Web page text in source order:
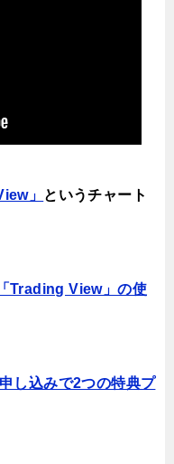
」 というチャート
Trading View」の使
し込みで2つの特典プ